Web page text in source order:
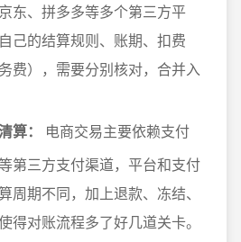
东、拼多多等多个第三方平
己的结算规则、账期、扣费
费），需要分别核对，合并入
算：
电商交易主要依赖支付
第三方支付渠道，平台和支付
周期不同，加上退款、冻结、
得对账流程多了好几道关卡。